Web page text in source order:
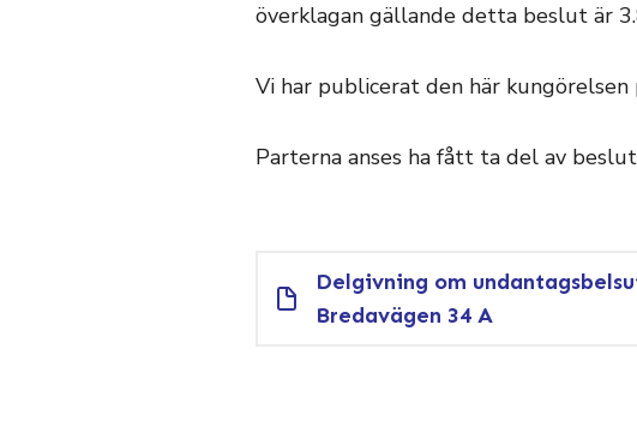
överklagan gällande detta beslut är
Vi har publicerat den här
Parterna anses ha fått ta del av
Delgivning om
Bredavägen 34 A